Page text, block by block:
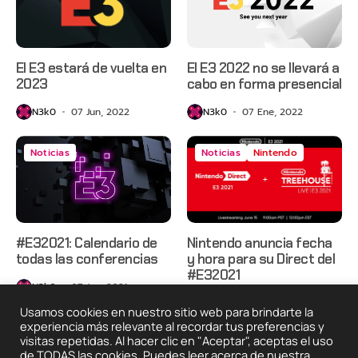
El E3 estará de vuelta en
2023
N3k0 07 Jun, 2022
El E3 2022 no se llevará a
cabo en forma presencial
N3k0 07 Ene, 2022
Noticias
#E32021: Calendario de
todas las conferencias
N3k0 07 Jun, 2021
Noticias Nintendo
Nintendo anuncia fecha
y hora para su Direct del
#E32021
Usamos cookies en nuestro sitio web para brindarte la
experiencia más relevante al recordar tus preferencias y
visitas repetidas. Al hacer clic en "Aceptar", aceptas el uso
de TODAS las cookies. Puedes leer acerca de nuestra